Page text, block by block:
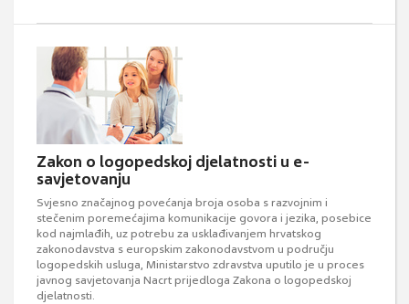
Zakon o logopedskoj djelatnosti u e-
savjetovanju
Svjesno značajnog povećanja broja osoba s razvojnim i
stečenim poremećajima komunikacije govora i jezika, posebice
kod najmlađih, uz potrebu za usklađivanjem hrvatskog
zakonodavstva s europskim zakonodavstvom u području
logopedskih usluga, Ministarstvo zdravstva uputilo je u proces
javnog savjetovanja Nacrt prijedloga Zakona o logopedskoj
djelatnosti.